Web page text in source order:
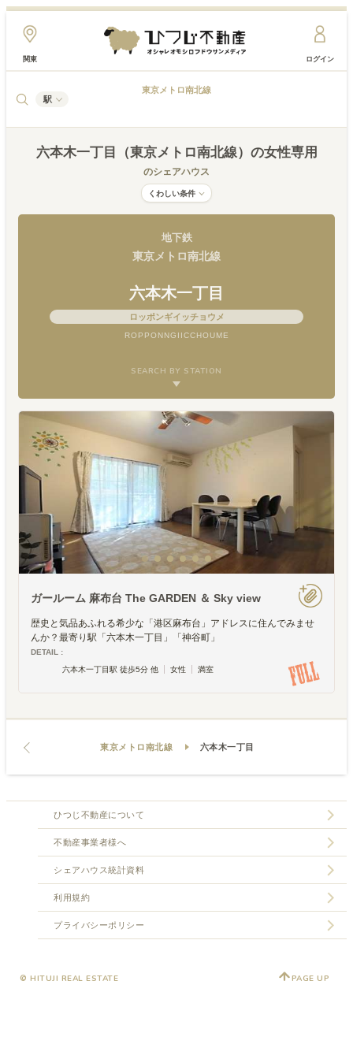
関東 ログイン
駅
東京メトロ南北線
六本木一丁目（東京メトロ南北線） の女性専用
のシェアハウス
くわしい条件
地下鉄
東京メトロ南北線
六本木一丁目
ロッポンギイッチョウメ
ROPPONNGIICCHOUME
SEARCH BY STATION
ガールーム 麻布台 The GARDEN ＆ Sky view
歴史と気品あふれる希少な「港区麻布台」アドレスに住んでみませ
んか？最寄り駅「六本木一丁目」「神谷町」
DETAIL :
六本木一丁目駅 徒歩5分 他
女性 満室
東京メトロ南北線 六本木一丁目
ひつじ不動産について
不動産事業者様へ
シェアハウス統計資料
利用規約
プライバシーポリシー
© HITUJI REAL ESTATE PAGE UP